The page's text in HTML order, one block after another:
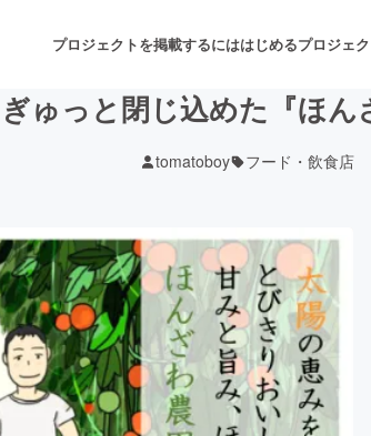
プロジェクトを掲載するにははじめるプロジェ
音楽 舞台・
ゲーム・サービス開発 フード
書籍・雑誌出版 アニメ
ゅっと閉じ込めた『ほん
tomatoboy フード・飲食店